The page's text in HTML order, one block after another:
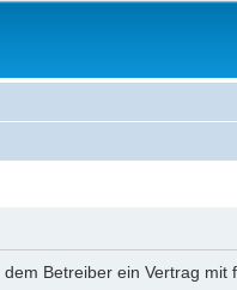
Betreiber ein Vertrag